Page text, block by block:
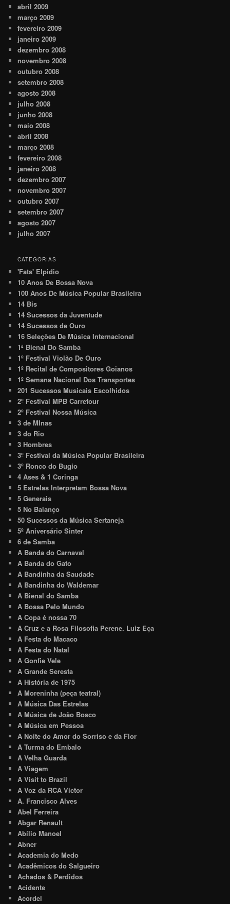
abril 2009
março 2009
fevereiro 2009
janeiro 2009
dezembro 2008
novembro 2008
outubro 2008
setembro 2008
agosto 2008
julho 2008
junho 2008
maio 2008
abril 2008
março 2008
fevereiro 2008
janeiro 2008
dezembro 2007
novembro 2007
outubro 2007
setembro 2007
agosto 2007
julho 2007
CATEGORIAS
'Fats' Elpidio
10 Anos De Bossa Nova
100 Anos De Música Popular Brasileira
14 Bis
14 Sucessos da Juventude
14 Sucessos de Ouro
16 Seleções De Música Internacional
1ª Bienal Do Samba
1º Festival Violão De Ouro
1º Recital de Compositores Goianos
1º Semana Nacional Dos Transportes
201 Sucessos Musicais Escolhidos
2º Festival MPB Carrefour
2º Festival Nossa Música
3 de MInas
3 do Rio
3 Hombres
3º Festival da Música Popular Brasileira
3º Ronco do Bugio
4 Ases & 1 Coringa
5 Estrelas Interpretam Bossa Nova
5 Generais
5 No Balanço
50 Sucessos da Música Sertaneja
5º Aniversário Sinter
6 de Samba
A Banda do Carnaval
A Banda do Gato
A Bandinha da Saudade
A Bandinha do Waldemar
A Bienal do Samba
A Bossa Pelo Mundo
A Copa é nossa 70
A Cruz e a Rosa Filosofia Perene. Luiz Eça
A Festa do Macaco
A Festa do Natal
A Gonfie Vele
A Grande Seresta
A História de 1975
A Moreninha (peça teatral)
A Música Das Estrelas
A Música de João Bosco
A Música em Pessoa
A Noite do Amor do Sorriso e da Flor
A Turma do Embalo
A Velha Guarda
A Viagem
A Visit to Brazil
A Voz da RCA Victor
A. Francisco Alves
Abel Ferreira
Abgar Renault
Abílio Manoel
Abner
Academia do Medo
Acadêmicos do Salgueiro
Achados & Perdidos
Acidente
Acordel